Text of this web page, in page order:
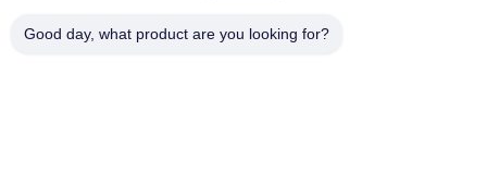
Good day, what product are you looking for?